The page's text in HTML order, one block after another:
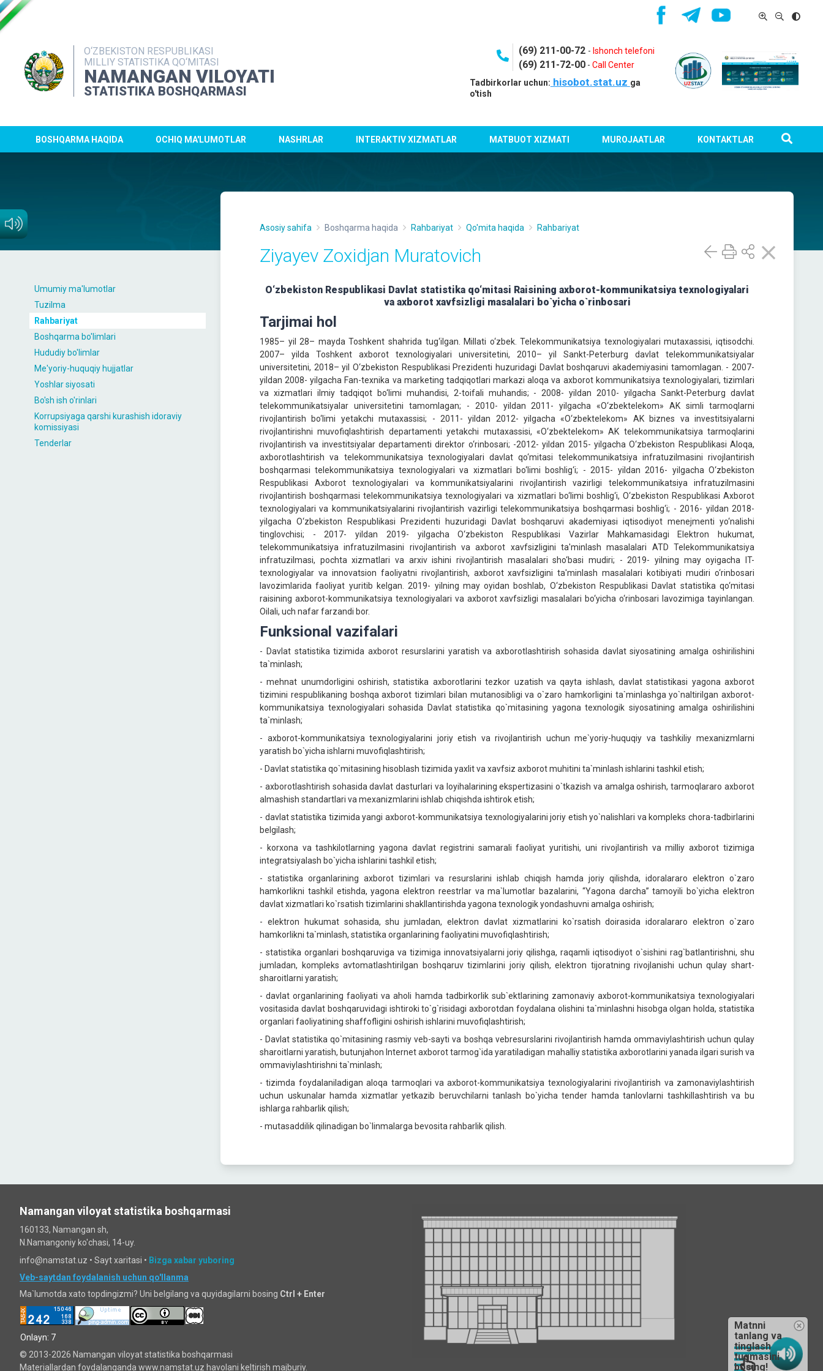
O‘ZBEKISTON RESPUBLIKASI
MILLIY STATISTIKA QO‘MITASI
NAMANGAN VILOYATI
STATISTIKA BOSHQARMASI
(69) 211-00-72 - Ishonch telefoni
(69) 211-72-00- Call Center
Tadbirkorlar uchun: hisobot.stat.uz ga
o'tish
BOSHQARMA HAQIDA OCHIQ MA'LUMOTLAR NASHRLAR INTERAKTIV XIZMATLAR MATBUOT XIZMATI MUROJAATLAR KONTAKTLAR
Umumiy ma'lumotlar
Tuzilma
Rahbariyat
Boshqarma bo'limlari
Hududiy bo'limlar
Me'yoriy-huquqiy hujjatlar
Yoshlar siyosati
Bo'sh ish o'rinlari
Korrupsiyaga qarshi kurashish idoraviy
komissiyasi
Tenderlar
Asosiy sahifa Boshqarma haqida Rahbariyat Qo'mita haqida Rahbariyat
Ziyayev Zoxidjan Muratovich
O‘zbekiston Respublikаsi Dаvlаt stаtistikа qo‘mitаsi Rаisining axborot-kommunikatsiya texnologiyalari
va axborot xavfsizligi masalalari bo`yicha o`rinbosari
Tarjimai hol
1985– yil 28– mayda Toshkent shahrida tug‘ilgan. Millati o‘zbek. Telekommunikatsiya texnologiyalari mutaxassisi, iqtisodchi.
2007– yilda Toshkent axborot texnologiyalari universitetini, 2010– yil Sankt-Peterburg davlat telekommunikatsiyalar
universitetini, 2018– yil O‘zbekiston Respublikasi Prezidenti huzuridagi Davlat boshqaruvi akademiyasini tamomlagan. - 2007-
yildan 2008- yilgacha Fan-texnika va marketing tadqiqotlari markazi aloqa va axborot kommunikatsiya texnologiyalari, tizimlari
va xizmatlari ilmiy tadqiqot bo‘limi muhandisi, 2-toifali muhandis; - 2008- yildan 2010- yilgacha Sankt-Peterburg davlat
telekommunikatsiyalar universitetini tamomlagan; - 2010- yildan 2011- yilgacha «O‘zbektelekom» AK simli tarmoqlarni
rivojlantirish bo‘limi yetakchi mutaxassisi; - 2011- yildan 2012- yilgacha «O‘zbektelekom» AK biznes va investitsiyalarni
rivojlantirishni muvofiqlashtirish departamenti yetakchi mutaxassisi, «O‘zbektelekom» AK telekommunikatsiya tarmoqlarini
rivojlantirish va investitsiyalar departamenti direktor o‘rinbosari; -2012- yildan 2015- yilgacha O‘zbekiston Respublikasi Aloqa,
axborotlashtirish va telekommunikatsiya texnologiyalari davlat qo‘mitasi telekommunikatsiya infratuzilmasini rivojlantirish
boshqarmasi telekommunikatsiya texnologiyalari va xizmatlari bo‘limi boshlig‘i; - 2015- yildan 2016- yilgacha O‘zbekiston
Respublikasi Axborot texnologiyalari va kommunikatsiyalarini rivojlantirish vazirligi telekommunikatsiya infratuzilmasini
rivojlantirish boshqarmasi telekommunikatsiya texnologiyalari va xizmatlari bo‘limi boshlig‘i, O‘zbekiston Respublikasi Axborot
texnologiyalari va kommunikatsiyalarini rivojlantirish vazirligi telekommunikatsiya boshqarmasi boshlig‘i; - 2016- yildan 2018-
yilgacha O‘zbekiston Respublikasi Prezidenti huzuridagi Davlat boshqaruvi akademiyasi iqtisodiyot menejmenti yo‘nalishi
tinglovchisi; - 2017- yildan 2019- yilgacha O‘zbekiston Respublikasi Vazirlar Mahkamasidagi Elektron hukumat,
telekommunikatsiya infratuzilmasini rivojlantirish va axborot xavfsizligini ta'minlash masalalari ATD Telekommunikatsiya
infratuzilmasi, pochta xizmatlari va arxiv ishini rivojlantirish masalalari sho‘basi mudiri; - 2019- yilning may oyigacha IT-
texnologiyalar va innovatsion faoliyatni rivojlantirish, axborot xavfsizligini ta'minlash masalalari kotibiyati mudiri o‘rinbosari
lavozimlarida faoliyat yuritib kelgan. 2019- yilning may oyidan boshlab, O‘zbekiston Respublikasi Davlat statistika qo‘mitasi
raisining axborot-kommunikatsiya texnologiyalari va axborot xavfsizligi masalalari bo‘yicha o‘rinbosari lavozimiga tayinlangan.
Oilali, uch nafar farzandi bor.
Funksional vazifalari
- Davlat statistika tizimida axborot resurslarini yaratish va axborotlashtirish sohasida davlat siyosatining amalga oshirilishini
ta`minlash;
- mehnat unumdorligini oshirish, statistika axborotlarini tezkor uzatish va qayta ishlash, davlat statistikasi yagona axborot
tizimini respublikaning boshqa axborot tizimlari bilan mutanosibligi va o`zaro hamkorligini ta`minlashga yo`naltirilgan axborot-
kommunikatsiya texnologiyalari sohasida Davlat statistika qo`mitasining yagona texnologik siyosatining amalga oshirilishini
ta`minlash;
- axborot-kommunikatsiya texnologiyalarini joriy etish va rivojlantirish uchun me`yoriy-huquqiy va tashkiliy mexanizmlarni
yaratish bo`yicha ishlarni muvofiqlashtirish;
- Davlat statistika qo`mitasining hisoblash tizimida yaxlit va xavfsiz axborot muhitini ta`minlash ishlarini tashkil etish;
- axborotlashtirish sohasida davlat dasturlari va loyihalarining ekspertizasini o`tkazish va amalga oshirish, tarmoqlararo axborot
almashish standartlari va mexanizmlarini ishlab chiqishda ishtirok etish;
- davlat statistika tizimida yangi axborot-kommunikatsiya texnologiyalarini joriy etish yo`nalishlari va kompleks chora-tadbirlarini
belgilash;
- korxona va tashkilotlarning yagona davlat registrini samarali faoliyat yuritishi, uni rivojlantirish va milliy axborot tizimiga
integratsiyalash bo`yicha ishlarini tashkil etish;
- statistika organlarining axborot tizimlari va resurslarini ishlab chiqish hamda joriy qilishda, idoralararo elektron o`zaro
hamkorlikni tashkil etishda, yagona elektron reestrlar va ma`lumotlar bazalarini, “Yagona darcha” tamoyili bo`yicha elektron
davlat xizmatlari ko`rsatish tizimlarini shakllantirishda yagona texnologik yondashuvni amalga oshirish;
- elektron hukumat sohasida, shu jumladan, elektron davlat xizmatlarini ko`rsatish doirasida idoralararo elektron o`zaro
hamkorlikni ta`minlash, statistika organlarining faoliyatini muvofiqlashtirish;
- statistika organlari boshqaruviga va tizimiga innovatsiyalarni joriy qilishga, raqamli iqtisodiyot o`sishini rag`batlantirishni, shu
jumladan, kompleks avtomatlashtirilgan boshqaruv tizimlarini joriy qilish, elektron tijoratning rivojlanishi uchun qulay shart-
sharoitlarni yaratish;
- davlat organlarining faoliyati va aholi hamda tadbirkorlik sub`ektlarining zamonaviy axborot-kommunikatsiya texnologiyalari
vositasida davlat boshqaruvidagi ishtiroki to`g`risidagi axborotdan foydalana olishini ta`minlashni hisobga olgan holda, statistika
organlari faoliyatining shaffofligini oshirish ishlarini muvofiqlashtirish;
- Davlat statistika qo`mitasining rasmiy veb-sayti va boshqa vebresurslarini rivojlantirish hamda ommaviylashtirish uchun qulay
sharoitlarni yaratish, butunjahon Internet axborot tarmog`ida yaratiladigan mahalliy statistika axborotlarini yanada ilgari surish va
ommaviylashtirishni ta`minlash;
- tizimda foydalaniladigan aloqa tarmoqlari va axborot-kommunikatsiya texnologiyalarini rivojlantirish va zamonaviylashtirish
uchun uskunalar hamda xizmatlar yetkazib beruvchilarni tanlash bo`yicha tender hamda tanlovlarni tashkillashtirish va bu
ishlarga rahbarlik qilish;
- mutasaddilik qilinadigan bo`linmalarga bevosita rahbarlik qilish.
Namangan viloyat statistika boshqarmasi
160133, Namangan sh,
N.Namangoniy ko'chasi, 14-uy.
info@namstat.uz • Sayt xaritasi • Bizga xabar yuboring
Veb-saytdan foydalanish uchun qo'llanma
Ma`lumotda xato topdingizmi? Uni belgilang va quyidagilarni bosing Ctrl + Enter
Onlayn: 7
© 2013-2026 Namangan viloyat statistika boshqarmasi
Materiallardan foydalanganda www.namstat.uz havolani keltirish majburiy.
Matnni
tanlang va
tinglash
tugmasini
bosing!